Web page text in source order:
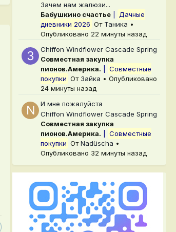
Зачем нам жалюзи...
Бабушкино счастье
Дачные
дневники 2026 От Таника •
Опубликовано 22 минуты назад
Chiffon Windflower Cascade Spring
Совместная закупка
пионов.Америка.
Совместные
покупки От Зайка •Опубликовано
24 минуты назад
И мне пожалуйста
Chiffon Windflower Cascade Spring
Совместная закупка
пионов.Америка.
Совместные
покупки ОтNadüscha •
Опубликовано 32 минуты назад